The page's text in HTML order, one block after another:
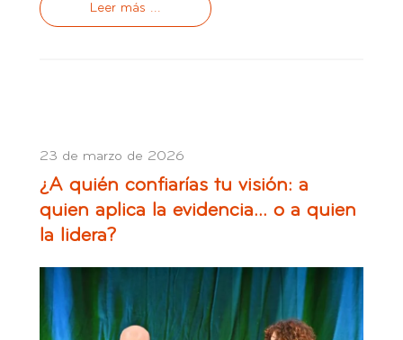
Leer más ...
23 de marzo de 2026
¿A quién confiarías tu visión: a
quien aplica la evidencia… o a quien
la lidera?